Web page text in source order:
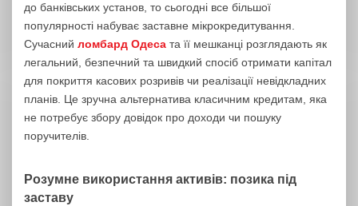
до банківських установ, то сьогодні все більшої
популярності набуває заставне мікрокредитування.
Сучасний ломбард Одеса та її мешканці розглядають як
легальний, безпечний та швидкий спосіб отримати капітал
для покриття касових розривів чи реалізації невідкладних
планів. Це зручна альтернатива класичним кредитам, яка
не потребує збору довідок про доходи чи пошуку
поручителів.
Розумне використання активів: позика під
заставу